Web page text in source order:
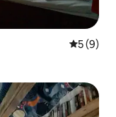
5 (9)